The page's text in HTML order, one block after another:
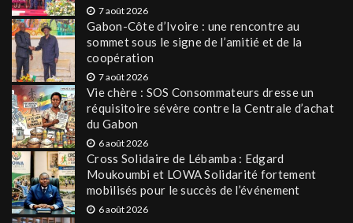
7 août 2026
Gabon-Côte d’Ivoire : une rencontre au
sommet sous le signe de l’amitié et de la
coopération
7 août 2026
Vie chère : SOS Consommateurs dresse un
réquisitoire sévère contre la Centrale d’achat
du Gabon
6 août 2026
Cross Solidaire de Lébamba : Edgard
Moukoumbi et LOWA Solidarité fortement
mobilisés pour le succès de l’événement
6 août 2026